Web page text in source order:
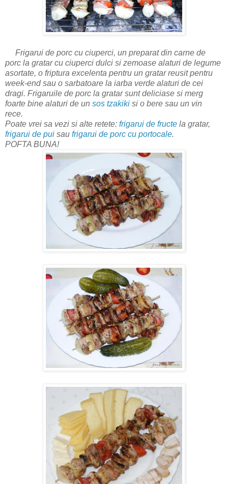
Frigarui de porc cu ciuperci, un preparat din carne de
porc la gratar cu ciuperci dulci si zemoase alaturi de legume
asortate, o friptura excelenta pentru un gratar reusit pentru
week-end sau o sarbatoare la iarba verde alaturi de cei
dragi. Frigaruile de porc la gratar sunt deliciase si merg
foarte bine alaturi de un sos tzakiki si o bere sau un vin
rece.
Poate vrei sa vezi si alte retete: frigarui de fructe la gratar,
frigarui de pui sau frigarui de porc cu portocale.
POFTA BUNA!